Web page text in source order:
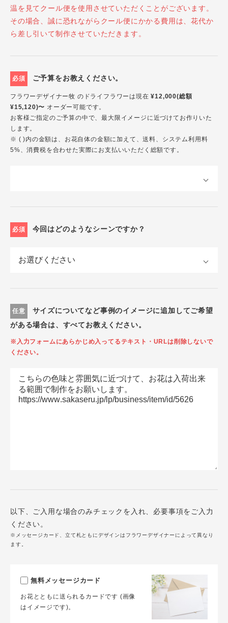
温を見てクール便を使用させていただくことがございます。
その場合、誠に恐れながらクール便にかかる費用は、花代か
ら差し引いて制作させていただきます。
必須 ご予算をお教えください。
フラワーデザイナー牧 のドライフラワーは現在¥12,000(総額
¥15,120)〜 オーダー可能です。
お客様ご指定のご予算の中で、最大限イメージに近づけてお作りいた
します。
※ ( )内の金額は、お花自体の金額に加えて、送料、システム利用料
5%、消費税を合わせた実際にお支払いいただく総額です。
必須 今回はどのようなシーンですか？
任意
サイズについてなど事例のイメージに追加してご希望
がある場合は、すべてお教えください。
※入力フォームにあらかじめ入ってるテキスト・URLは削除しないで
ください。
以下、ご入用な場合のみチェックを入れ、必要事項をご入力
ください。
※メッセージカード、立て札ともにデザインはフラワーデザイナーによって異なり
ます。
無料メッセージカード
お花とともに送られるカードです (画像
はイメージです)。